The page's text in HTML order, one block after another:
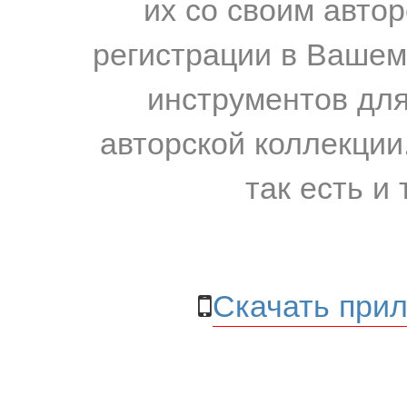
регистрации в
инструментов
авторской
так есть и
Скачать